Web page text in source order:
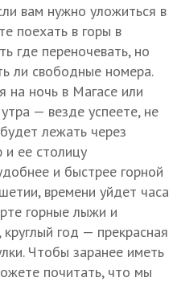
вам нужно уложиться в
поехать в горы в
где переночевать, но
ли свободные номера.
на ночь в Магасе или
— везде успеете, не
лежать через
ее столицу
и быстрее горной
времени уйдет часа
горные лыжи и
год — прекрасная
Чтобы заранее иметь
почитать, что мы